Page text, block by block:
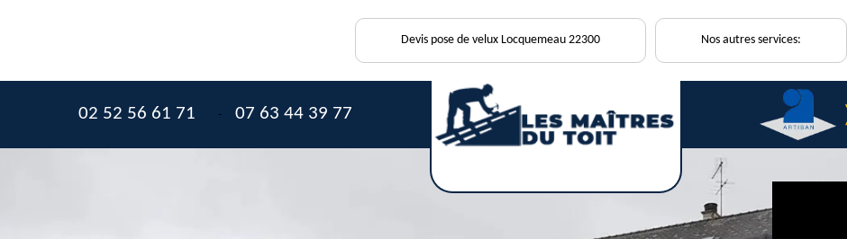
Devis pose de velux Locquemeau 22300 Nos autres services:
02 52 56 61 71 - 07 63 44 39 77